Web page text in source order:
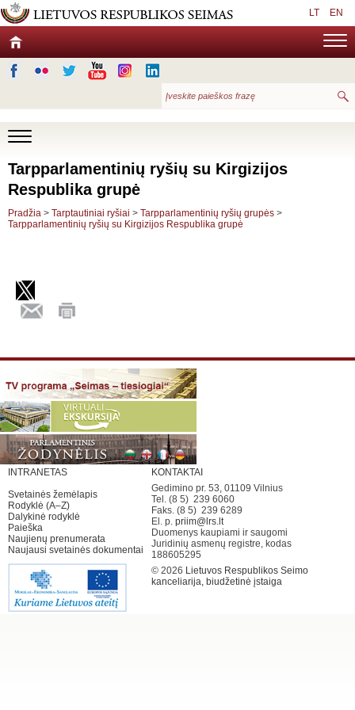
LT EN
Tarpparlamentinių ryšių su Kirgizijos
Respublika grupė
Pradžia > Tarptautiniai ryšiai > Tarpparlamentinių ryšių grupės >
Tarpparlamentinių ryšių su Kirgizijos Respublika grupė
INTRANETAS
Svetainės žemėlapis
Rodyklė (A–Z)
Dalykinė rodyklė
Paieška
Naujienų prenumerata
Naujausi svetainės dokumentai
KONTAKTAI
Gedimino pr. 53, 01109 Vilnius
Tel. (8 5) 239 6060
Faks. (8 5) 239 6289
El. p. priim@lrs.lt
Duomenys kaupiami ir saugomi
Juridinių asmenų registre, kodas
188605295
© 2026 Lietuvos Respublikos Seimo
kanceliarija, biudžetinė įstaiga